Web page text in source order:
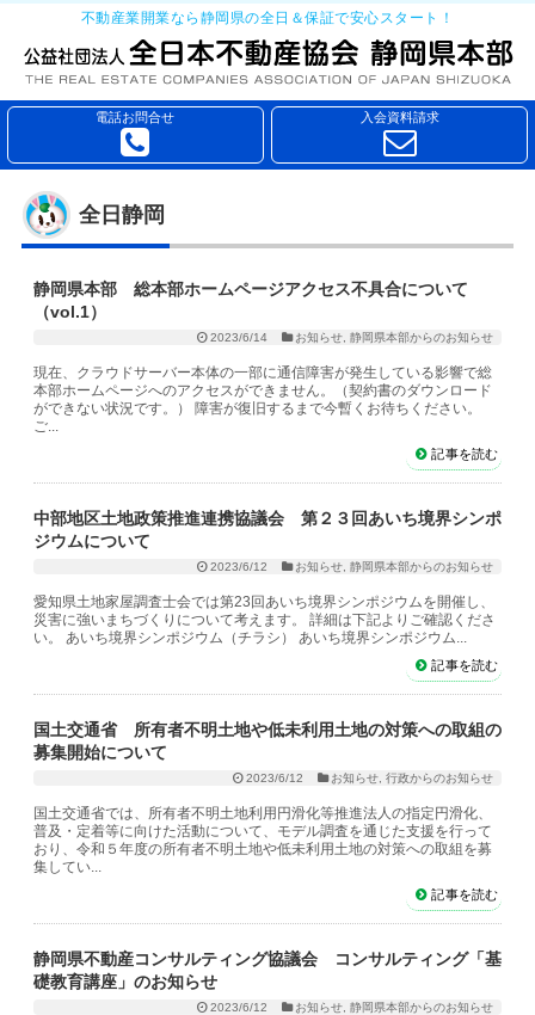
不動産業開業なら静岡県の全日＆保証で安心スタート！
電話お問合せ 入会資料請求
全日静岡
静岡県本部 総本部ホームページアクセス不具合について
（vol.1）
2023/6/14 お知らせ 静岡県本部からのお知らせ
現在、クラウドサーバー本体の一部に通信障害が発生している影響で総
本部ホームページへのアクセスができません。（契約書のダウンロード
ができない状況です。） 障害が復旧するまで今暫くお待ちください。
ご...
記事を読む
中部地区土地政策推進連携協議会 第２３回あいち境界シンポ
ジウムについて
2023/6/12 お知らせ 静岡県本部からのお知らせ
愛知県土地家屋調査士会では第23回あいち境界シンポジウムを開催し、
災害に強いまちづくりについて考えます。 詳細は下記よりご確認くださ
い。 あいち境界シンポジウム（チラシ） あいち境界シンポジウム...
記事を読む
国土交通省 所有者不明土地や低未利用土地の対策への取組の
募集開始について
2023/6/12 お知らせ 行政からのお知らせ
国土交通省では、所有者不明土地利用円滑化等推進法人の指定円滑化、
普及・定着等に向けた活動について、モデル調査を通じた支援を行って
おり、令和５年度の所有者不明土地や低未利用土地の対策への取組を募
集してい...
記事を読む
静岡県不動産コンサルティング協議会 コンサルティング「基
礎教育講座」のお知らせ
2023/6/12 お知らせ 静岡県本部からのお知らせ